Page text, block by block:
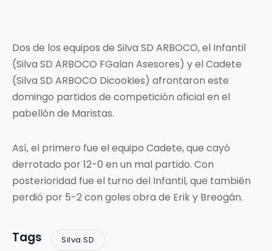
Dos de los equipos de Silva SD ARBOCO, el Infantil
(Silva SD ARBOCO FGalan Asesores) y el Cadete
(Silva SD ARBOCO Dicookies) afrontaron este
domingo partidos de competición oficial en el
pabellón de Maristas.
Así, el primero fue el equipo Cadete, que cayó
derrotado por 12-0 en un mal partido. Con
posterioridad fue el turno del Infantil, que también
perdió por 5-2 con goles obra de Erik y Breogán.
Tags Silva SD